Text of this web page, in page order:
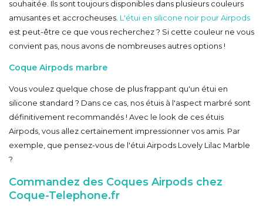
souhaitée. Ils sont toujours disponibles dans plusieurs couleurs
amusantes et accrocheuses. L'étui en silicone noir pour Airpods
est peut-être ce que vous recherchez ? Si cette couleur ne vous
convient pas, nous avons de nombreuses autres options !
Coque Airpods marbre
Vous voulez quelque chose de plus frappant qu'un étui en
silicone standard ? Dans ce cas, nos étuis à l'aspect marbré sont
définitivement recommandés ! Avec le look de ces étuis
Airpods, vous allez certainement impressionner vos amis. Par
exemple, que pensez-vous de l'étui Airpods Lovely Lilac Marble
?
Commandez des Coques Airpods chez
Coque-Telephone.fr